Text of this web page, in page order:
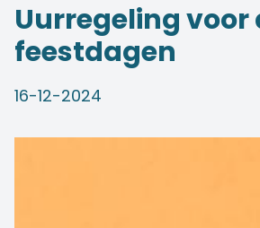
Uurregeling voor
feestdagen
16-12-2024